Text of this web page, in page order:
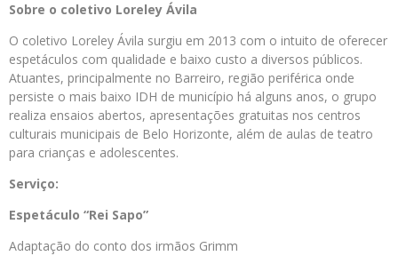
Sobre o coletivo Loreley Ávila
O coletivo Loreley Ávila surgiu em 2013 com o intuito de oferecer
espetáculos com qualidade e baixo custo a diversos públicos.
Atuantes, principalmente no Barreiro, região periférica onde
persiste o mais baixo IDH de município há alguns anos, o grupo
realiza ensaios abertos, apresentações gratuitas nos centros
culturais municipais de Belo Horizonte, além de aulas de teatro
para crianças e adolescentes.
Serviço:
Espetáculo “Rei Sapo”
Adaptação do conto dos irmãos Grimm